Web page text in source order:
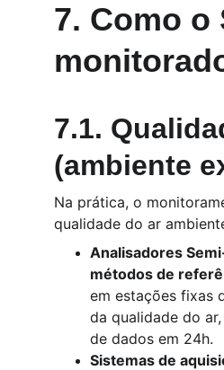
7. Como o
7.1.
(ambiente
Na prática, o
qualidade do ar
Analisadores
métodos de
em estações fixas
da qualidade do
de dados em 24h.
Sistemas de